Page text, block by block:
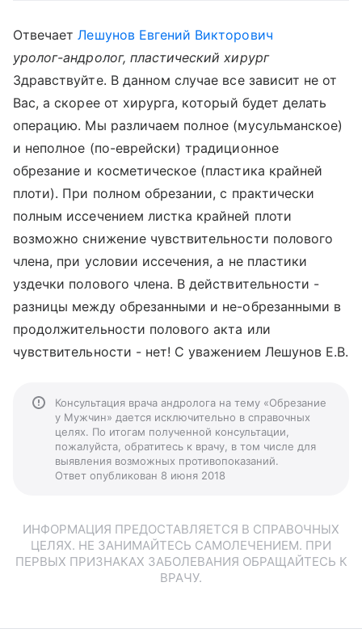
ОтвечаетЛешунов Евгений Викторович
уролог-андролог, пластический хирург
Здравствуйте. В данном случае все зависит не от
Вас, а скорее от хирурга, который будет делать
операцию. Мы различаем полное (мусульманское)
и неполное (по-еврейски) традиционное
обрезание и косметическое (пластика крайней
плоти). При полном обрезании, с практически
полным иссечением листка крайней плоти
возможно снижение чувствительности полового
члена, при условии иссечения, а не пластики
уздечки полового члена. В действительности -
разницы между обрезанными и не-обрезанными в
продолжительности полового акта или
чувствительности - нет! С уважением Лешунов Е.В.
Консультация врача андролога на тему «Обрезание
у Мужчин» дается исключительно в справочных
целях. По итогам полученной консультации,
пожалуйста, обратитесь к врачу, в том числе для
выявления возможных противопоказаний.
Ответ опубликован 8 июня 2018
ИНФОРМАЦИЯ ПРЕДОСТАВЛЯЕТСЯ В СПРАВОЧНЫХ
ЦЕЛЯХ. НЕ ЗАНИМАЙТЕСЬ САМОЛЕЧЕНИЕМ. ПРИ
ПЕРВЫХ ПРИЗНАКАХ ЗАБОЛЕВАНИЯ ОБРАЩАЙТЕСЬ К
ВРАЧУ.